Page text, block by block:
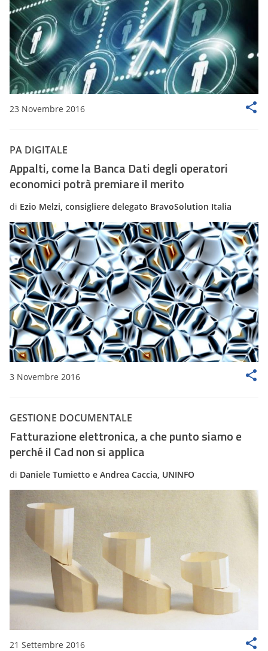
23 Novembre 2016
PA DIGITALE
Appalti, come la Banca Dati degli operatori
economici potrà premiare il merito
di Ezio Melzi, consigliere delegato BravoSolution Italia
3 Novembre 2016
GESTIONE DOCUMENTALE
Fatturazione elettronica, a che punto siamo e
perché il Cad non si applica
di Daniele Tumietto e Andrea Caccia, UNINFO
21 Settembre 2016